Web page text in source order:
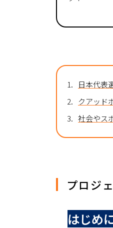
1.
日本代表
2.
クアッド
3. 社会やス
プロジ
はじめ